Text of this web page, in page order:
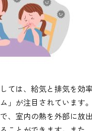
ては、給気と排気を効
」が注目されています
、室内の熱を外部に放